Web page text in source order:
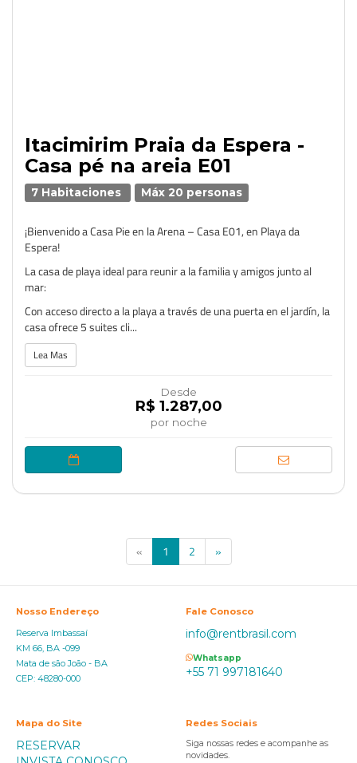
Itacimirim Praia da Espera -
Casa pé na areia E01
7 Habitaciones Máx 20 personas
¡Bienvenido a Casa Pie en la Arena – Casa E01, en Playa da
Espera!
La casa de playa ideal para reunir a la familia y amigos junto al
mar:
Con acceso directo a la playa a través de una puerta en el jardín, la
casa ofrece 5 suites cli...
Lea Mas
Desde
R$ 1.287,00
por noche
« 1 (current)
2 »
Nosso Endereço
Reserva Imbassaí
KM 66, BA -099
Mata de são João - BA
CEP: 48280-000
Fale Conosco
info@rentbrasil.com
Whatsapp
+55 71 997181640
Mapa do Site
RESERVAR
Redes Sociais
Siga nossas redes e acompanhe as
novidades.